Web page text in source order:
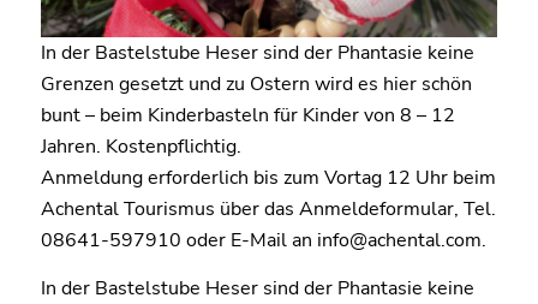
In der Bastelstube Heser sind der Phantasie keine
Grenzen gesetzt und zu Ostern wird es hier schön
bunt – beim Kinderbasteln für Kinder von 8 – 12
Jahren. Kostenpflichtig.
Anmeldung erforderlich bis zum Vortag 12 Uhr beim
Achental Tourismus über das Anmeldeformular, Tel.
08641-597910 oder E-Mail an info@achental.com.
In der Bastelstube Heser sind der Phantasie keine